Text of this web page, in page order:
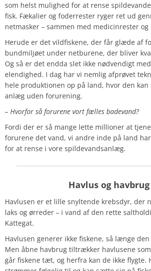
som helst mulighed for at rense
fisk. Fækalier og foderrester ryger ret ud
netmasker – sammen med medicinrester
Herude er det vildfiskene, der får glæde af
bundmiljøet under netburene, der bliver
Og så er det endda slet ikke nødvendigt
elendighed. I dag har vi nemlig afprøvet
hele produktionen op på land, hvor den kan
anlæg uden forurening.
– Hvorfor så forurene vort fælles badevand?
Fordi der er så mange lette millioner at
forurene det vand, vi andre inde på land
for at rense i vore spildevandsanlæg.
Havlus og havbrug
Havlusen er et lille snyltende krebsdyr, der
laks og ørreder – i vand af den rette
Kattegat.
Havlusen generer ikke fiskene, så længe
Men åbne havbrug tiltrækker havlusene
går fiskene tæt, og herfra kan de ikke flygte.